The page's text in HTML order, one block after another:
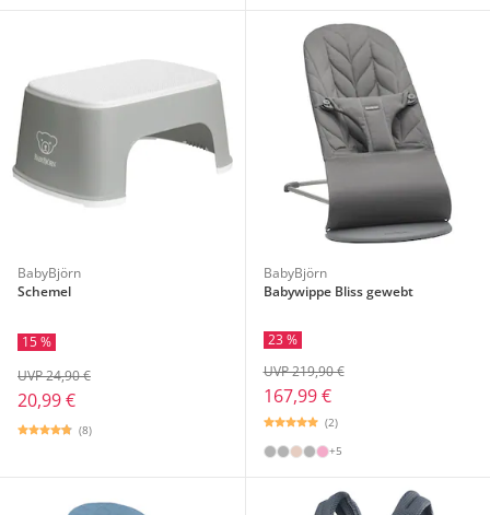
BabyBjörn
Schemel
15 %
20,99 €
UVP 24,90 €
(8)
BabyBjörn
Babywippe Bliss gewebt
23 %
167,99 €
UVP 219,90 €
(2)
+5